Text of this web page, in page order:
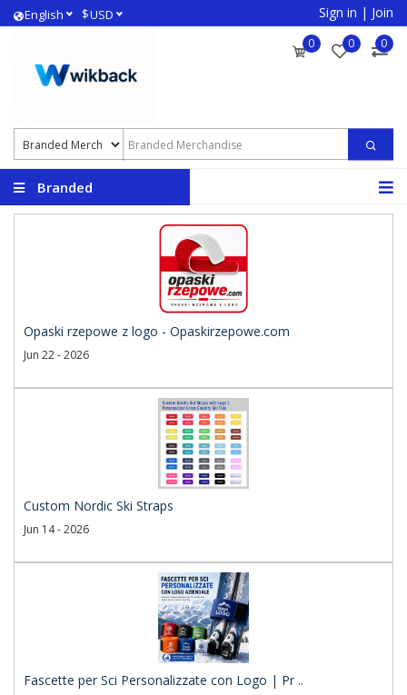
English $USD Sign in | Join
0 0 0
Branded
Opaski rzepowe z logo - Opaskirzepowe.com
Jun 22 - 2026
Custom Nordic Ski Straps
Jun 14 - 2026
Fascette per Sci Personalizzate con Logo | Pr ..